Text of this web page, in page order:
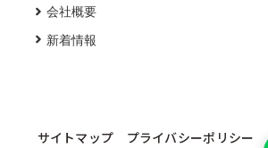
会社概要
新着情報
サイトマップ プライバシーポリシー